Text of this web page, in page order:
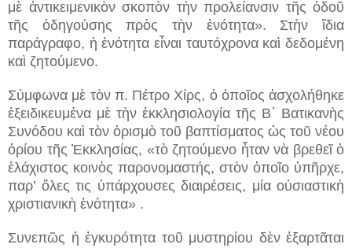
μὲ ἀντικειμενικὸν σκοπὸν τὴν προλείανσιν τῆς ὁδοῦ
τῆς ὁδηγούσης πρὸς τὴν ἑνότητα». Στὴν ἴδια
παράγραφο, ἡ ἑνότητα εἶναι ταυτόχρονα καὶ δεδομένη
καὶ ζητούμενο.
Σύμφωνα μὲ τὸν π. Πέτρο Χίρς, ὁ ὁποῖος ἀσχολήθηκε
ἐξειδικευμένα μὲ τὴν ἐκκλησιολογία τῆς Β΄ Βατικανὴς
Συνόδου καὶ τὸν ὁρισμὸ τοῦ βαπτίσματος ὡς τοῦ νέου
ὁρίου τῆς Ἐκκλησίας, «τὸ ζητούμενο ἦταν νὰ βρεθεῖ ὁ
ἐλάχιστος κοινὸς παρονομαστής, στὸν ὁποῖο ὑπῆρχε,
παρ’ ὅλες τις ὑπάρχουσες διαιρέσεις, μία οὐσιαστικὴ
χριστιανικὴ ἑνότητα» .
Συνεπῶς ἡ ἐγκυρότητα τοῦ μυστηρίου δὲν ἐξαρτᾶται